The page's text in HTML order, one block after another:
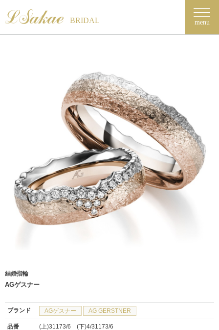
BRIDAL menu
結婚指輪
AGゲスナー
ブランド AGゲスナー AG GERSTNER
品番 (上)31173/6 (下)4/31173/6